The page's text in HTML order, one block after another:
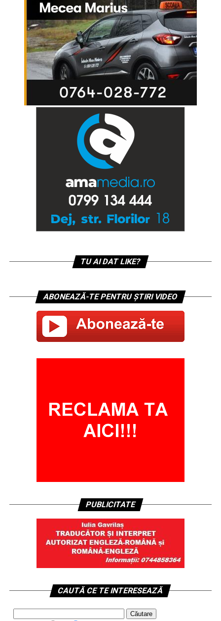
TU AI DAT LIKE?
ABONEAZĂ-TE PENTRU ȘTIRI VIDEO
PUBLICITATE
CAUTĂ CE TE INTERESEAZĂ